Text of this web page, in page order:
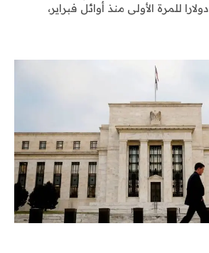
ووصلت إلى 102385 دولارا للمرة الأولى منذ أوائل فبراير،